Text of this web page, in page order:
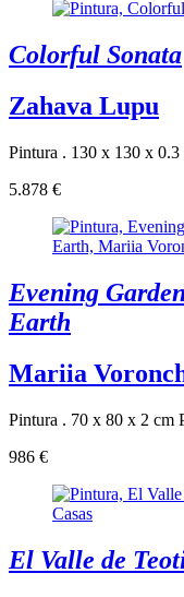
Colorful Sonata
Zahava Lupu
Pintura . 130 x 130 x 0.3
5.878 €
Evening
Earth
Mariia
Pintura . 70 x 80 x 2 cm
986 €
El Valle de